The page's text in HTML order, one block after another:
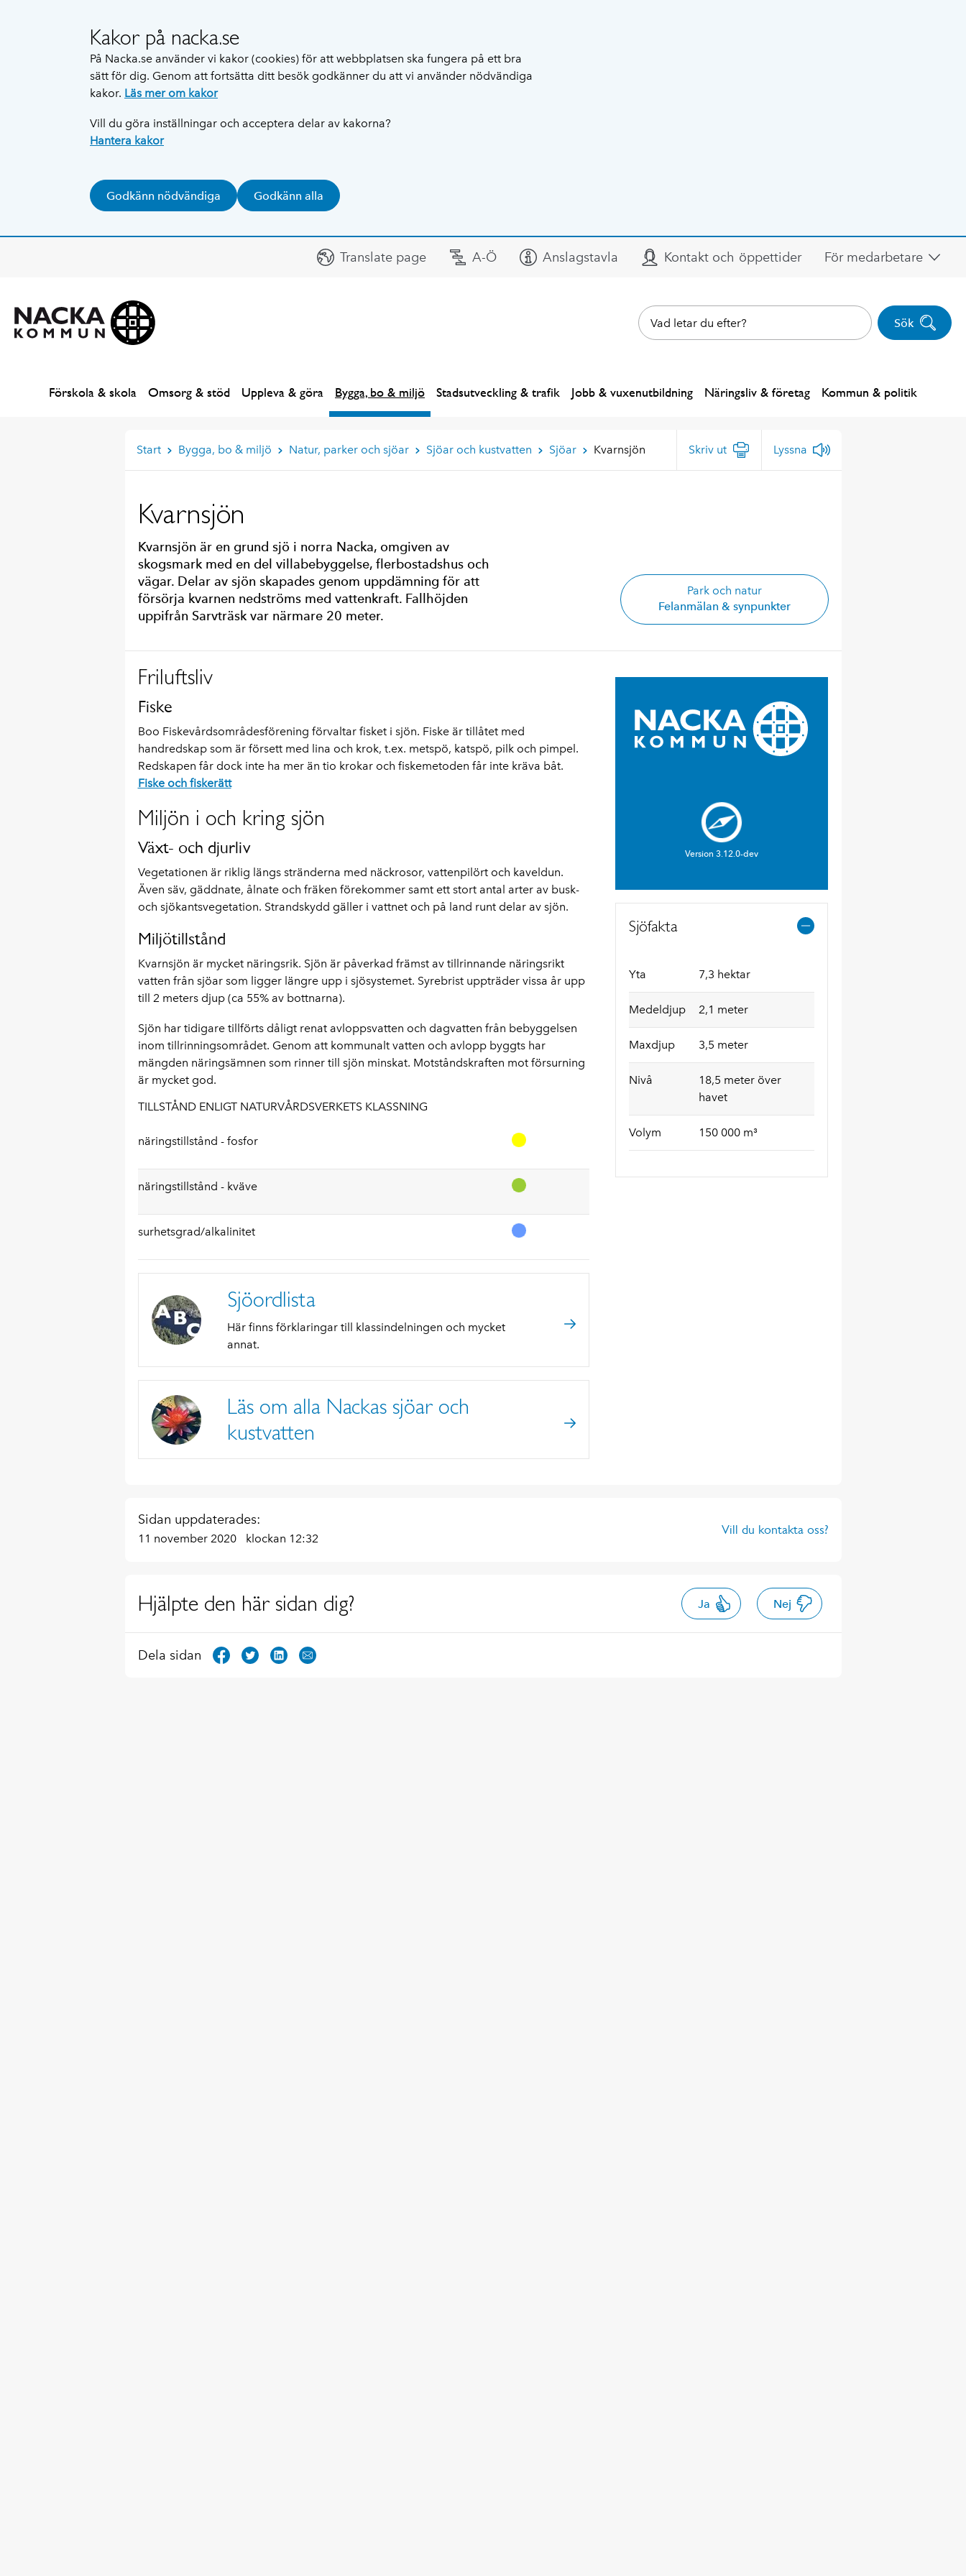
Kakor på nacka.se
På Nacka.se använder vi kakor (cookies) för att webbplatsen ska fungera på ett bra
sätt för dig. Genom att fortsätta ditt besök godkänner du att vi använder nödvändiga
kakor. Läs mer om kakor
Vill du göra inställningar och acceptera delar av kakorna?
Hantera kakor
Godkänn nödvändiga Godkänn alla
Translate page A-Ö Anslagstavla Kontakt och öppettider För medarbetare
Sök
Förskola & skola Omsorg & stöd Uppleva & göra Bygga, bo & miljö Stadsutveckling & trafik Jobb & vuxenutbildning Näringsliv & företag Kommun & politik
Start Bygga, bo & miljö Natur, parker och sjöar Sjöar och kustvatten Sjöar Kvarnsjön Skriv ut Lyssna
Kvarnsjön
Kvarnsjön är en grund sjö i norra Nacka, omgiven av
skogsmark med en del villabebyggelse, flerbostadshus och
vägar. Delar av sjön skapades genom uppdämning för att
försörja kvarnen nedströms med vattenkraft. Fallhöjden
uppifrån Sarvträsk var närmare 20 meter.
Park och natur
Felanmälan & synpunkter
Sjöfakta
Yta 7,3 hektar
Medeldjup 2,1 meter
Maxdjup 3,5 meter
Nivå
18,5 meter över
havet
Volym 150 000 m³
Friluftsliv
Fiske
Boo Fiskevårdsområdesförening förvaltar fisket i sjön. Fiske är tillåtet med
handredskap som är försett med lina och krok, t.ex. metspö, katspö, pilk och pimpel.
Redskapen får dock inte ha mer än tio krokar och fiskemetoden får inte kräva båt.
Fiske och fiskerätt
Miljön i och kring sjön
Växt- och djurliv
Vegetationen är riklig längs stränderna med näckrosor, vattenpilört och kaveldun.
Även säv, gäddnate, ålnate och fräken förekommer samt ett stort antal arter av busk-
och sjökantsvegetation. Strandskydd gäller i vattnet och på land runt delar av sjön.
Miljötillstånd
Kvarnsjön är mycket näringsrik. Sjön är påverkad främst av tillrinnande näringsrikt
vatten från sjöar som ligger längre upp i sjösystemet. Syrebrist uppträder vissa år upp
till 2 meters djup (ca 55% av bottnarna).
Sjön har tidigare tillförts dåligt renat avloppsvatten och dagvatten från bebyggelsen
inom tillrinningsområdet. Genom att kommunalt vatten och avlopp byggts har
mängden näringsämnen som rinner till sjön minskat. Motståndskraften mot försurning
är mycket god.
TILLSTÅND ENLIGT NATURVÅRDSVERKETS KLASSNING
näringstillstånd - fosfor
näringstillstånd - kväve
surhetsgrad/alkalinitet
Sjöordlista
Här finns förklaringar till klassindelningen och mycket
annat.
Läs om alla Nackas sjöar och
kustvatten
Sidan uppdaterades:
11 november 2020 klockan 12:32
Vill du kontakta oss?
Hjälpte den här sidan dig? Ja Nej
Dela sidan